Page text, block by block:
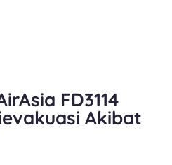
FD3114
Akibat